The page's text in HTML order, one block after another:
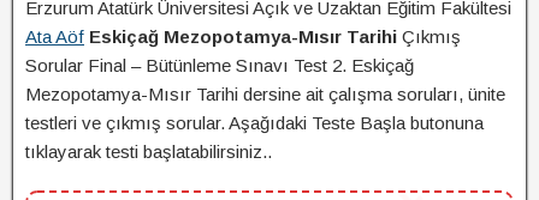
Erzurum Atatürk Üniversitesi Açık ve Uzaktan Eğitim Fakültesi
Ata Aöf Eskiçağ Mezopotamya-Mısır Tarihi Çıkmış
Sorular Final – Bütünleme Sınavı Test 2. Eskiçağ
Mezopotamya-Mısır Tarihi dersine ait çalışma soruları, ünite
testleri ve çıkmış sorular. Aşağıdaki Teste Başla butonuna
tıklayarak testi başlatabilirsiniz..